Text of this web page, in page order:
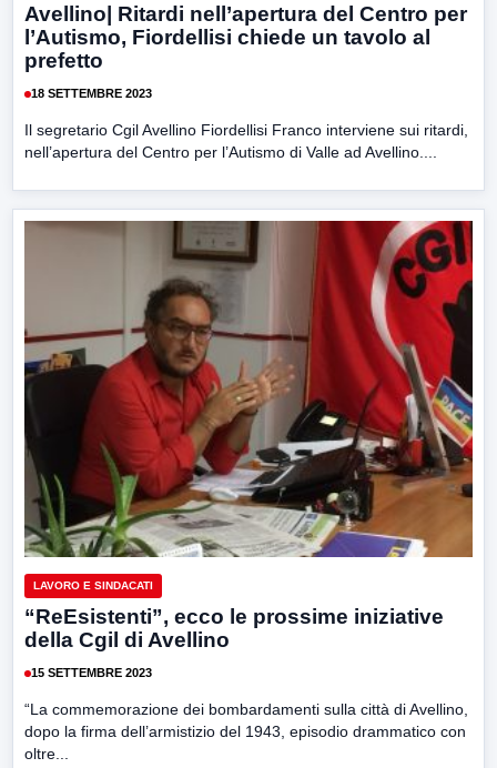
Avellino| Ritardi nell’apertura del Centro per
l’Autismo, Fiordellisi chiede un tavolo al
prefetto
18 SETTEMBRE 2023
Il segretario Cgil Avellino Fiordellisi Franco interviene sui ritardi,
nell’apertura del Centro per l’Autismo di Valle ad Avellino....
LAVORO E SINDACATI
“ReEsistenti”, ecco le prossime iniziative
della Cgil di Avellino
15 SETTEMBRE 2023
“La commemorazione dei bombardamenti sulla città di Avellino,
dopo la firma dell’armistizio del 1943, episodio drammatico con
oltre...